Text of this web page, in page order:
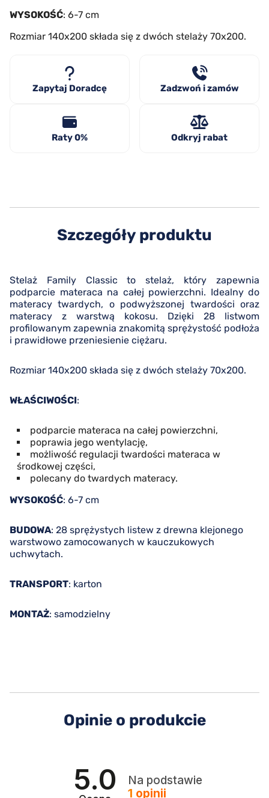
WYSOKOŚĆ: 6-7 cm
Rozmiar 140x200 składa się z dwóch stelaży 70x200.
Zapytaj Doradcę Zadzwoń i zamów
Raty 0% Odkryj rabat
Szczegóły produktu
Stelaż Family Classic to stelaż, który zapewnia
podparcie materaca na całej powierzchni. Idealny do
materacy twardych, o podwyższonej twardości oraz
materacy z warstwą kokosu. Dzięki 28 listwom
profilowanym zapewnia znakomitą sprężystość podłoża
i prawidłowe przeniesienie ciężaru.
Rozmiar 140x200 składa się z dwóch stelaży 70x200.
WŁAŚCIWOŚCI:
podparcie materaca na całej powierzchni,
poprawia jego wentylację,
możliwość regulacji twardości materaca w
środkowej części,
polecany do twardych materacy.
WYSOKOŚĆ: 6-7 cm
BUDOWA: 28 sprężystych listew z drewna klejonego
warstwowo zamocowanych w kauczukowych
uchwytach.
TRANSPORT: karton
MONTAŻ: samodzielny
Opinie o produkcie
5.0
Na podstawie
1 opinii